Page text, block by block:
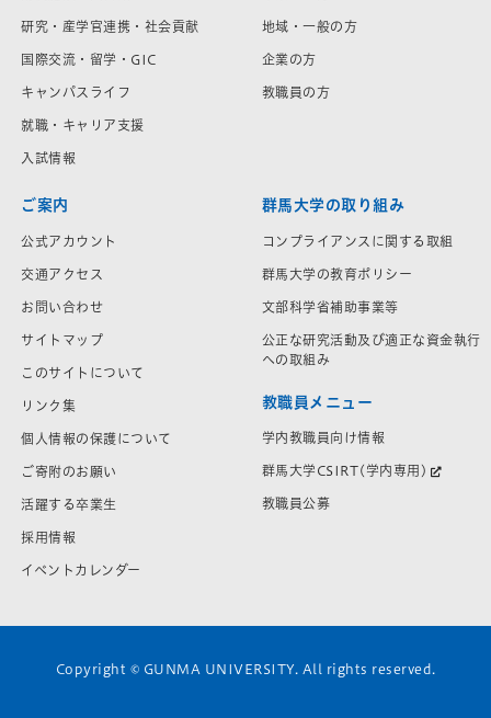
研究・産学官連携・社会貢献
国際交流・留学・GIC
キャンパスライフ
就職・キャリア支援
入試情報
地域・一般の方
企業の方
教職員の方
ご案内
公式アカウント
交通アクセス
お問い合わせ
サイトマップ
このサイトについて
リンク集
個人情報の保護について
ご寄附のお願い
活躍する卒業生
採用情報
イベントカレンダー
群馬大学の取り組み
コンプライアンスに関する取組
群馬大学の教育ポリシー
文部科学省補助事業等
公正な研究活動及び適正な資金執行
への取組み
教職員メニュー
学内教職員向け情報
群馬大学CSIRT(学内専用)
教職員公募
Copyright © GUNMA UNIVERSITY. All rights reserved.